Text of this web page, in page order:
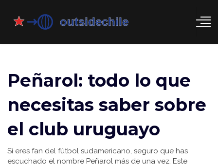
Peñarol: todo lo que
necesitas saber sobre
el club uruguayo
Si eres fan del fútbol sudamericano, seguro que has
escuchado el nombre Peñarol más de una vez. Este